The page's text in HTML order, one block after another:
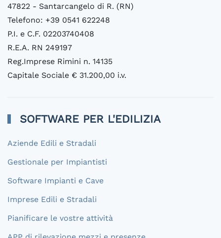
47822 - Santarcangelo di R. (RN)
Telefono: +39 0541 622248
P.I. e C.F. 02203740408
R.E.A. RN 249197
Reg.Imprese Rimini n. 14135
Capitale Sociale € 31.200,00 i.v.
SOFTWARE PER L'EDILIZIA
Aziende Edili e Stradali
Gestionale per Impiantisti
Software Impianti e Cave
Imprese Edili e Stradali
Pianificare le vostre attività